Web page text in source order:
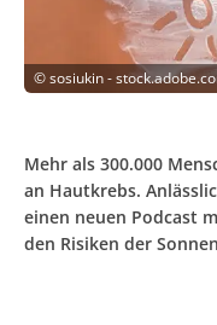
©sosiukin -
Mehr als 300.000
an Hautkrebs.
einen neuen Podcast
den Risiken der